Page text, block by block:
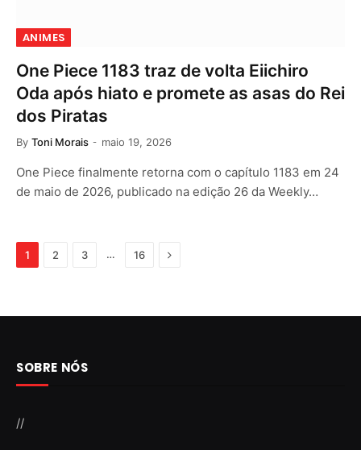
ANIMES
One Piece 1183 traz de volta Eiichiro
Oda após hiato e promete as asas do Rei
dos Piratas
By Toni Morais maio 19, 2026
One Piece finalmente retorna com o capítulo 1183 em 24
de maio de 2026, publicado na edição 26 da Weekly…
1 2 3 … 16 Next
SOBRE NÓS
//